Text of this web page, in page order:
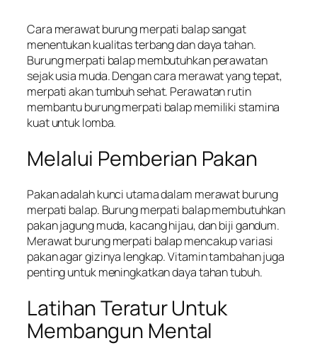
Cara merawat burung merpati balap sangat
menentukan kualitas terbang dan daya tahan.
Burung merpati balap membutuhkan perawatan
sejak usia muda. Dengan cara merawat yang tepat,
merpati akan tumbuh sehat. Perawatan rutin
membantu burung merpati balap memiliki stamina
kuat untuk lomba.
Melalui Pemberian Pakan
Pakan adalah kunci utama dalam merawat burung
merpati balap. Burung merpati balap membutuhkan
pakan jagung muda, kacang hijau, dan biji gandum.
Merawat burung merpati balap mencakup variasi
pakan agar gizinya lengkap. Vitamin tambahan juga
penting untuk meningkatkan daya tahan tubuh.
Latihan Teratur Untuk
Membangun Mental